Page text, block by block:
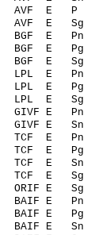
AVF E P
AVF E Sg
BGF E Pn
BGF E Pg
BGF E Sg
LPL E Pn
LPL E Pg
LPL E Sg
GIVF E Pn
GIVF E Sn
TCF E Pn
TCF E Pg
TCF E Sn
TCF E Sg
ORIF E Sg
BAIF E Pn
BAIF E Pg
BAIF E Sn